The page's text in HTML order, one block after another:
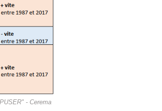
- Cerema